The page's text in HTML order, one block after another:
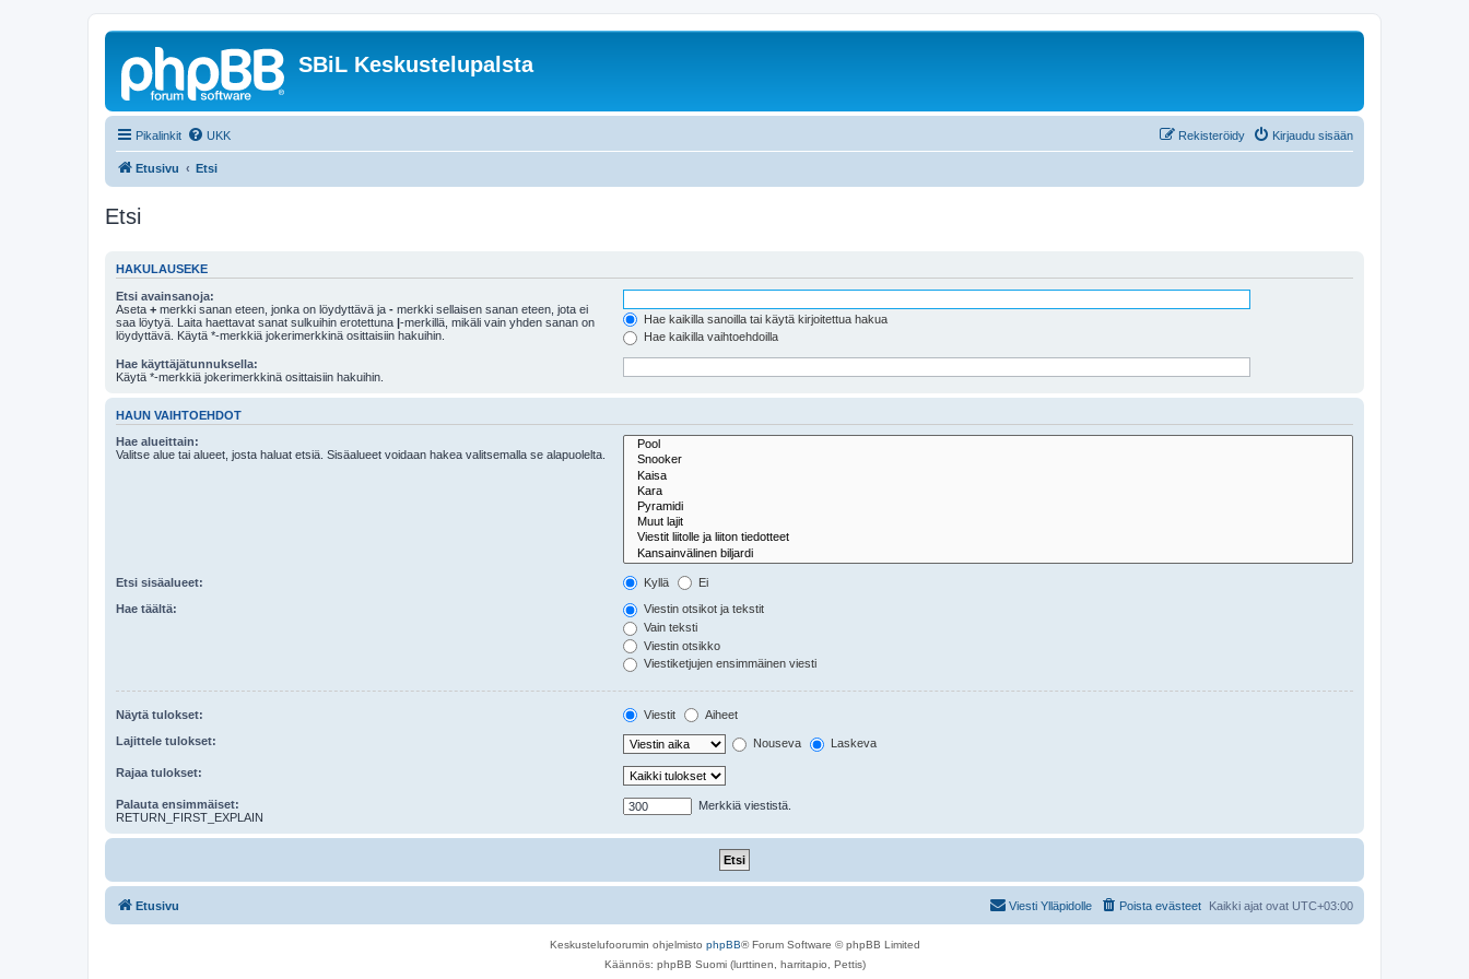
SBiL Keskustelupalsta
Pikalinkit UKK Kirjaudu sisään
Rekisteröidy
Etusivu Etsi
Etsi
HAKULAUSEKE
Etsi avainsanoja:
Aseta + merkki sanan eteen, jonka on löydyttävä ja - merkki sellaisen sanan eteen, jota ei
saa löytyä. Laita haettavat sanat sulkuihin erotettuna |-merkillä, mikäli vain yhden sanan on
löydyttävä. Käytä *-merkkiä jokerimerkkinä osittaisiin hakuihin.
Hae kaikilla sanoilla tai käytä kirjoitettua hakua
Hae kaikilla vaihtoehdoilla
Hae käyttäjätunnuksella:
Käytä *-merkkiä jokerimerkkinä osittaisiin hakuihin.
HAUN VAIHTOEHDOT
Hae alueittain:
Valitse alue tai alueet, josta haluat etsiä. Sisäalueet voidaan hakea valitsemalla se alapuolelta.
Etsi sisäalueet: Kyllä Ei
Hae täältä:
Viestin otsikot ja tekstit
Vain teksti
Viestin otsikko
Viestiketjujen ensimmäinen viesti
Näytä tulokset: Viestit Aiheet
Lajittele tulokset: Nouseva Laskeva
Rajaa tulokset:
Palauta ensimmäiset:
RETURN_FIRST_EXPLAIN
Merkkiä viestistä.
Etusivu Kaikki ajat ovat UTC+03:00
Poista evästeet
Viesti Ylläpidolle
Keskustelufoorumin ohjelmisto phpBB® Forum Software © phpBB Limited
Käännös: phpBB Suomi (lurttinen, harritapio, Pettis)